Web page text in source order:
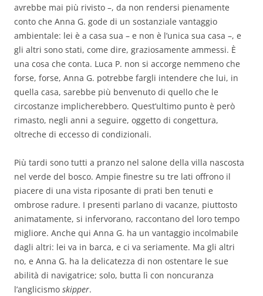
avrebbe mai più rivisto –, da non rendersi pienamente
conto che Anna G. gode di un sostanziale vantaggio
ambientale: lei è a casa sua – e non è l’unica sua casa –, e
gli altri sono stati, come dire, graziosamente ammessi. È
una cosa che conta. Luca P. non si accorge nemmeno che
forse, forse, Anna G. potrebbe fargli intendere che lui, in
quella casa, sarebbe più benvenuto di quello che le
circostanze implicherebbero. Quest’ultimo punto è però
rimasto, negli anni a seguire, oggetto di congettura,
oltreche di eccesso di condizionali.
Più tardi sono tutti a pranzo nel salone della villa nascosta
nel verde del bosco. Ampie finestre su tre lati offrono il
piacere di una vista riposante di prati ben tenuti e
ombrose radure. I presenti parlano di vacanze, piuttosto
animatamente, si infervorano, raccontano del loro tempo
migliore. Anche qui Anna G. ha un vantaggio incolmabile
dagli altri: lei va in barca, e ci va seriamente. Ma gli altri
no, e Anna G. ha la delicatezza di non ostentare le sue
abilità di navigatrice; solo, butta lì con noncuranza
l’anglicismo skipper.